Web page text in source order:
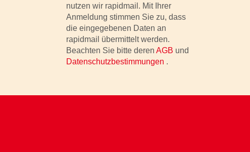
nutzen wir rapidmail. Mit Ihrer
Anmeldung stimmen Sie zu, dass
die eingegebenen Daten an
rapidmail übermittelt werden.
Beachten Sie bitte deren AGB und
Datenschutzbestimmungen .